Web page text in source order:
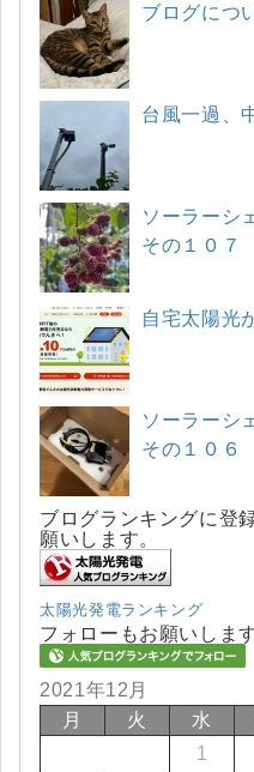
ブログにつ
台風一過、
ソーラーシ
その１０７
自宅太陽光
ソーラーシ
その１０６
ブログランキングに登
願いします。
太陽光発電ランキング
フォローもお願いします
2021年12月
月
火 水
1